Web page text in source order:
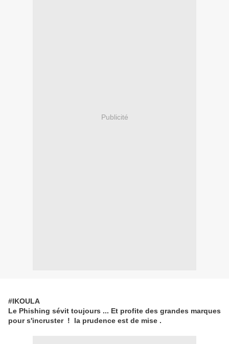
Publicité
#IKOULA
Le Phishing sévit toujours ... Et profite des grandes marques
pour s'incruster ! la prudence est de mise .